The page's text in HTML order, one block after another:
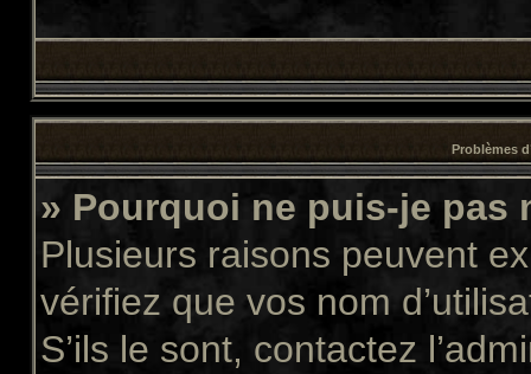
Problèmes
» Pourquoi ne puis-je pas
Plusieurs raisons peuvent
vérifiez que vos nom
S’ils le sont, contactez